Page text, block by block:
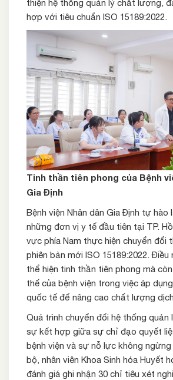
thiện hệ thống quản lý chất lượng,
hợp với tiêu chuẩn ISO 15189:2022.
Tinh thần tiên phong của Bệnh
Gia Định
Bệnh viện Nhân dân Gia Định tự hào
những đơn vị y tế đầu tiên tại TP.
vực phía Nam thực hiện chuyển đổi
phiên bản mới ISO 15189:2022. Điều
thể hiện tinh thần tiên phong mà
thế của bệnh viện trong việc áp
quốc tế để nâng cao chất lượng
Quá trình chuyển đổi hệ thống
sự kết hợp giữa sự chỉ đạo quyết
bệnh viện và sự nỗ lực không ngừng
bộ, nhân viên Khoa Sinh hóa Huyết
đánh giá ghi nhận 30 chỉ tiêu xét